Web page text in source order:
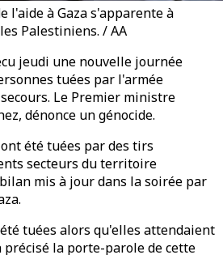
l'aide à Gaza s'apparente à
Palestiniens. / AA
jeudi une nouvelle journée
tuées par l'armée
Le Premier ministre
dénonce un génocide.
été tuées par des tirs
secteurs du territoire
mis à jour dans la soirée par
tuées alors qu'elles attendaient
précisé la porte-parole de cette